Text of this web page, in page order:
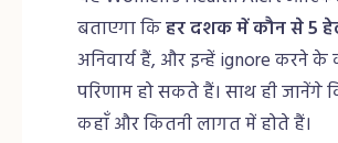
बताएगा किहर दशक में कौन से 5
अनिवार्य हैं, और इन्हें ignore करने के
परिणाम हो सकते हैं। साथ ही जानेंगे
कहाँ और कितनी लागत में होते हैं।